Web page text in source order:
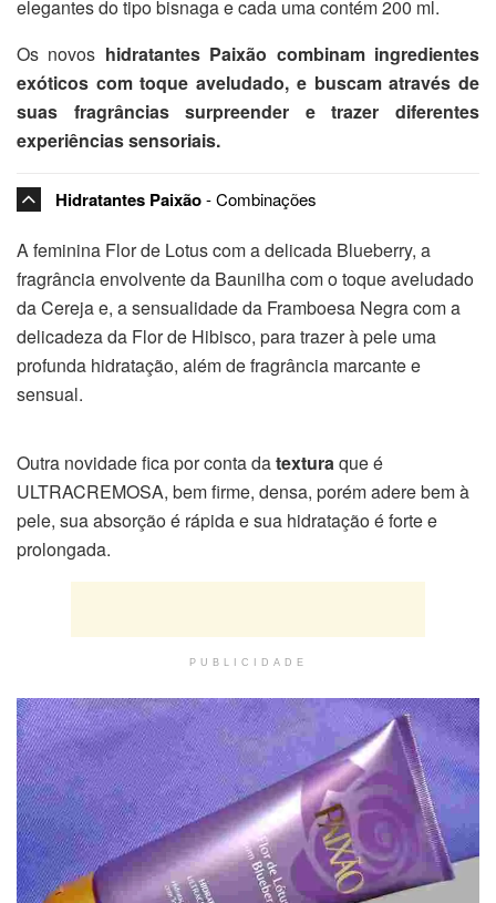
elegantes do tipo bisnaga e cada uma contém 200 ml.
Os novos hidratantes Paixão combinam ingredientes
exóticos com toque aveludado, e buscam através de
suas fragrâncias surpreender e trazer diferentes
experiências sensoriais.
Hidratantes Paixão- Combinações
A feminina Flor de Lotus com a delicada Blueberry, a
fragrância envolvente da Baunilha com o toque aveludado
da Cereja e, a sensualidade da Framboesa Negra com a
delicadeza da Flor de Hibisco, para trazer à pele uma
profunda hidratação, além de fragrância marcante e
sensual.
Outra novidade fica por conta datexturaque é
ULTRACREMOSA, bem firme, densa, porém adere bem à
pele, sua absorção é rápida e sua hidratação é forte e
prolongada.
PUBLICIDADE